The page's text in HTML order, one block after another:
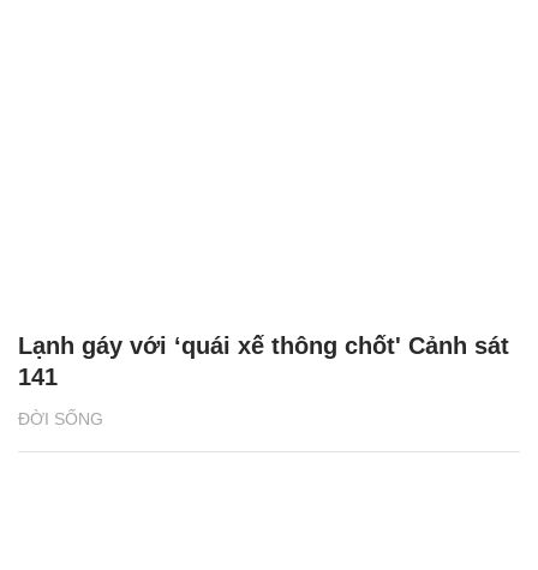
ĐỜI SỐNG
Lạnh gáy với ‘quái xế thông chốt' Cảnh sát
141